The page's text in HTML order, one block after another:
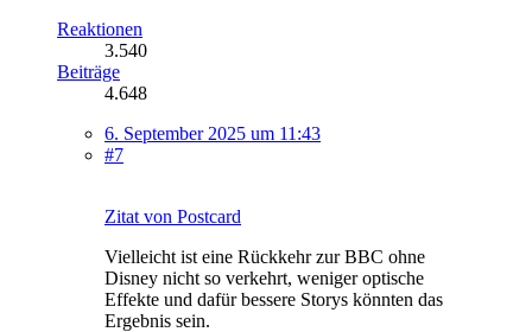
Reaktionen
3.540
Beiträge
4.648
6. September 2025 um 11:43
#7
Zitat von Postcard
Vielleicht ist eine Rückkehr zur BBC ohne
Disney nicht so verkehrt, weniger optische
Effekte und dafür bessere Storys könnten das
Ergebnis sein.